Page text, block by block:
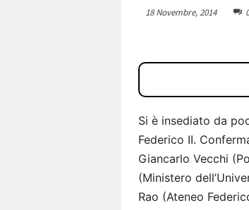
18 Novembre, 2014 0
Si è insediato da
Federico II.
Giancarlo Vecchi
(Ministero
Rao (Ateneo